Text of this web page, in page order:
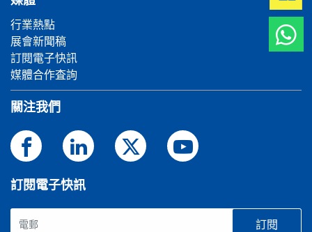
行業熱點
展會新聞稿
訂閱電子快訊
媒體合作査詢
關注我們
訂閱電子快訊
訂閱